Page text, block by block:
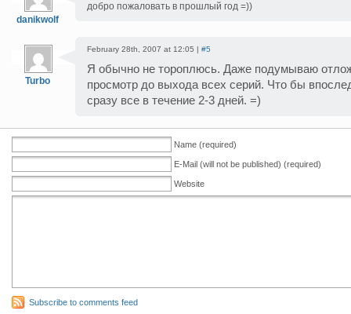
danikwolf
добро пожаловать в прошлый год =))
Turbo
February 28th, 2007 at 12:05 | #5
Я обычно не тороплюсь. Даже подумываю
просмотр до выхода всех серий. Что бы
сразу все в течение 2-3 дней. =)
Name (required)
E-Mail (will not be published) (required)
Website
Subscribe to comments feed